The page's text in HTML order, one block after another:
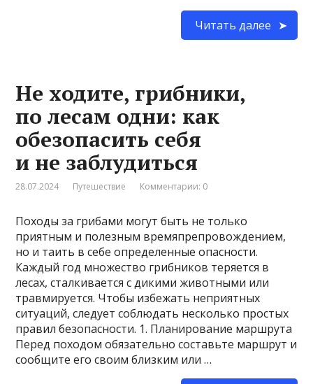
Читать далее
Не ходите, грибники,
по лесам одни: как
обезопасить себя
и не заблудиться
28.07.2024 Путешествие Комментарии: 0
Походы за грибами могут быть не только
приятным и полезным времяпрепровождением,
но и таить в себе определенные опасности.
Каждый год множество грибников теряется в
лесах, сталкивается с дикими животными или
травмируется. Чтобы избежать неприятных
ситуаций, следует соблюдать несколько простых
правил безопасности. 1. Планирование маршрута
Перед походом обязательно составьте маршрут и
сообщите его своим близким или …